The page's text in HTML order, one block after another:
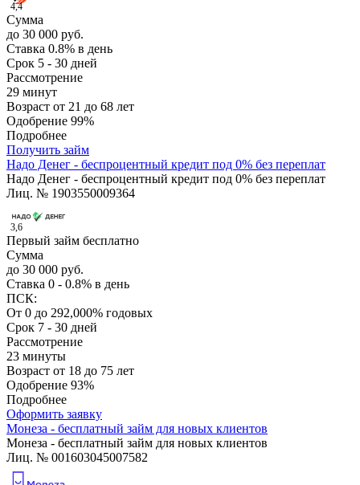
4,4
Сумма
до 30 000 руб.
Ставка 0.8% в день
Срок 5 - 30 дней
Рассмотрение
29 минут
Возраст от 21 до 68 лет
Одобрение 99%
Подробнее
Получить займ
Надо Денег - беспроцентный кредит под 0% без переплат
Надо Денег - беспроцентный кредит под 0% без переплат
Лиц. № 1903550009364
3,6
Первый займ бесплатно
Сумма
до 30 000 руб.
Ставка 0 - 0.8% в день
ПСК:
От 0 до 292,000% годовых
Срок 7 - 30 дней
Рассмотрение
23 минуты
Возраст от 18 до 75 лет
Одобрение 93%
Подробнее
Оформить заявку
Монеза - бесплатный займ для новых клиентов
Монеза - бесплатный займ для новых клиентов
Лиц. № 001603045007582